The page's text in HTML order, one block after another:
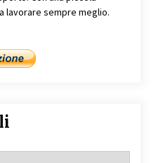
lavorare sempre meglio.